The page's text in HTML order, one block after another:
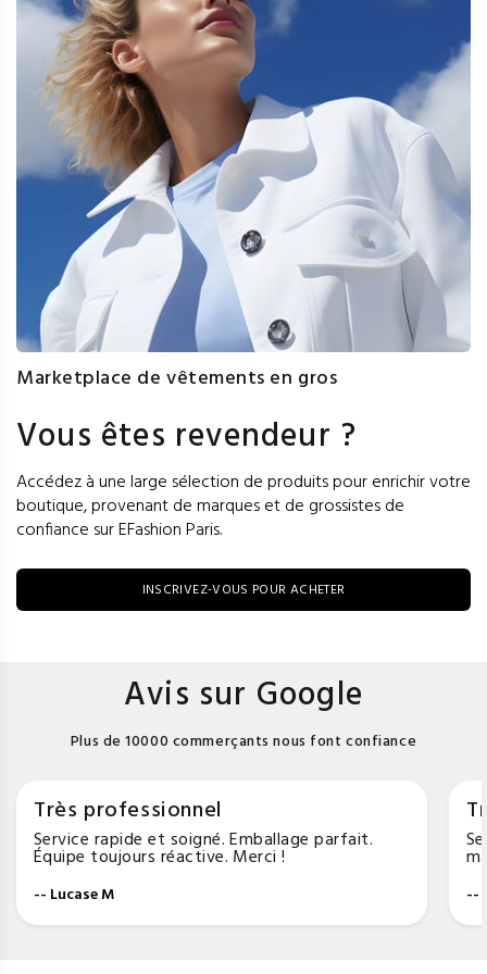
Marketplace de vêtements en gros
Vous êtes revendeur ?
Accédez à une large sélection de produits pour enrichir votre
boutique, provenant de marques et de grossistes de
confiance sur EFashion Paris.
INSCRIVEZ-VOUS POUR ACHETER
Avis sur Google
Plus de 10000 commerçants nous font confiance
Très professionnel
Service rapide et soigné. Emballage parfait.
Équipe toujours réactive. Merci !
-- Lucase M --